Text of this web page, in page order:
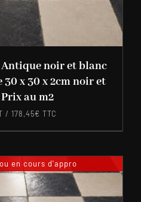
noir et blanc
x 30 x 2cm noir et
au m2
/ 178,45€ TTC
en cours d'appro